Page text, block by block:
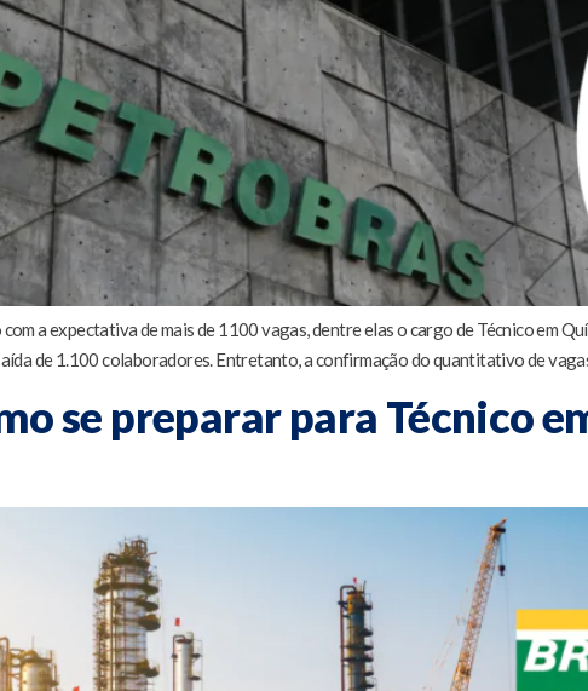
a expectativa de mais de 1100 vagas, dentre elas o cargo de Técnico em
de 1.100 colaboradores. Entretanto, a confirmação do quantitativo de
se preparar para Técnico